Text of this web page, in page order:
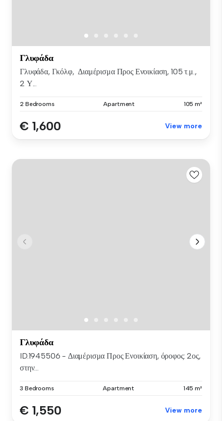
Γλυφάδα
Γλυφάδα, Γκόλφ, Διαμέρισμα Προς Ενοικίαση, 105 τ.μ.,
2 Υ...
2 Bedrooms Apartment 105 m²
€ 1,600 View more
Γλυφάδα
ID.1945506 - Διαμέρισμα Προς Ενοικίαση, όροφος: 2ος,
στην...
3 Bedrooms Apartment 145 m²
€ 1,550 View more